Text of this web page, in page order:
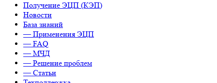
Получение ЭЦП (КЭП)
Новости
База знаний
— Применения ЭЦП
— FAQ
— МЧД
— Решение проблем
— Статьи